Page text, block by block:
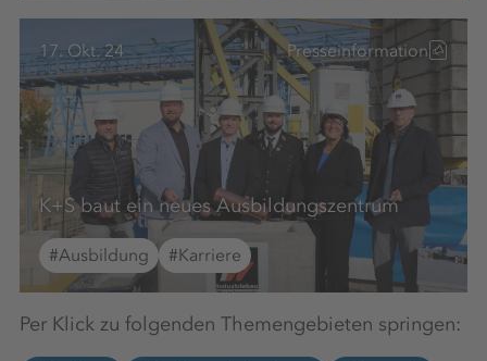
17. Okt. 24 Presseinformation
K+S baut ein neues Ausbildungszentrum
#Ausbildung #Karriere
Per Klick zu folgenden Themengebieten springen: